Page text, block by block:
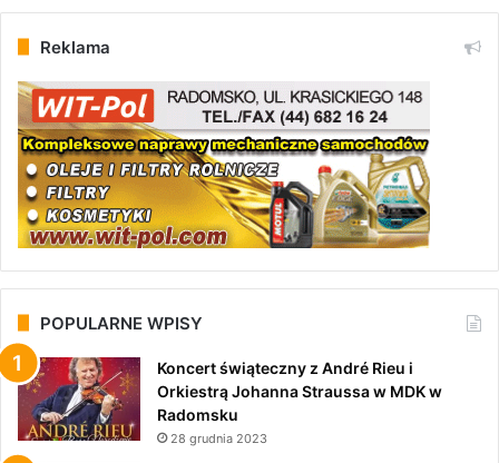
Reklama
POPULARNE WPISY
Koncert świąteczny z André Rieu i
Orkiestrą Johanna Straussa w MDK w
Radomsku
28 grudnia 2023